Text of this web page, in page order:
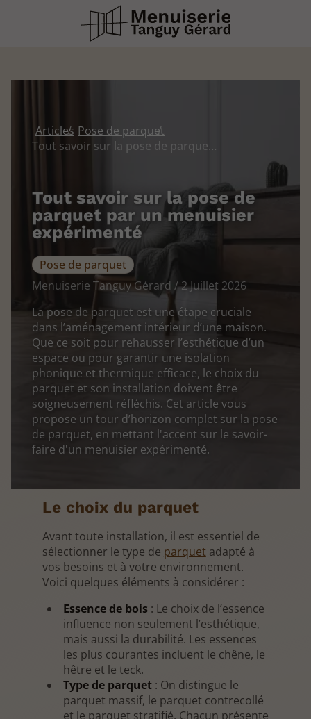
Articles Pose de parquet
Tout savoir sur la pose de parquet par un menuisier expérimenté
Tout savoir sur la pose de
parquet par un menuisier
expérimenté
Pose de parquet
Menuiserie Tanguy Gérard / 2 Juillet 2026
La pose de parquet est une étape cruciale
dans l’aménagement intérieur d’une maison.
Que ce soit pour rehausser l’esthétique d’un
espace ou pour garantir une isolation
phonique et thermique efficace, le choix du
parquet et son installation doivent être
soigneusement réfléchis. Cet article vous
propose un tour d’horizon complet sur la pose
de parquet, en mettant l'accent sur le savoir-
faire d'un menuisier expérimenté.
Le choix du parquet
Avant toute installation, il est essentiel de
sélectionner le type de parquet adapté à
vos besoins et à votre environnement.
Voici quelques éléments à considérer :
Essence de bois: Le choix de l’essence
influence non seulement l’esthétique,
mais aussi la durabilité. Les essences
les plus courantes incluent le chêne, le
hêtre et le teck.
Type de parquet: On distingue le
parquet massif, le parquet contrecollé
et le parquet stratifié. Chacun présente